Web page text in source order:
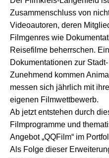
Zusammenschluss von
Videoautoren, deren
Filmgenres wie
Reisefilme beherrschen.
Dokumentationen zur
Zunehmend kommen
messen sich jährlich mit
eigenen Filmwettbewerb.
Ab jetzt entstehen durch
Filmprogramme und
Angebot „QQFilm“ im
Als Folge dieser